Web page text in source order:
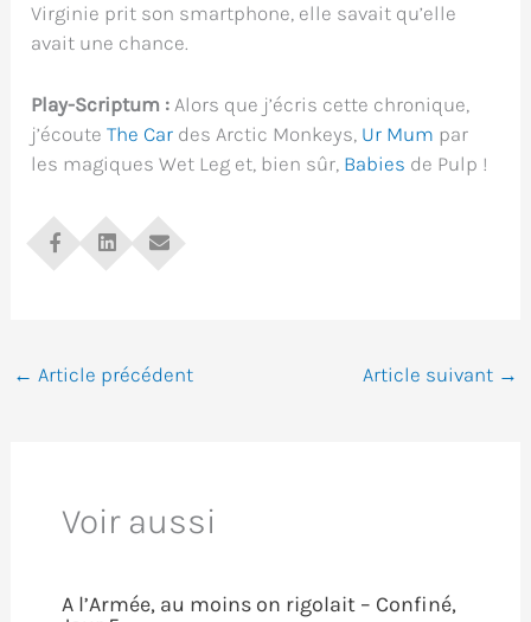
Virginie prit son smartphone, elle savait qu’elle
avait une chance.
Play-Scriptum : Alors que j’écris cette chronique,
j’écouteThe Car des Arctic Monkeys, Ur Mum par
les magiques Wet Leg et, bien sûr, Babies de Pulp !
← Article précédent Article suivant →
Voir aussi
A l’Armée, au moins on rigolait – Confiné,